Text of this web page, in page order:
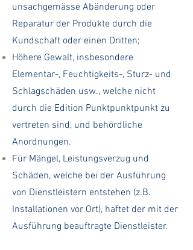
unsachgemässe Abänderung oder
Reparatur der Produkte durch die
Kundschaft oder einen Dritten;
Höhere Gewalt, insbesondere
Elementar-, Feuchtigkeits-, Sturz- und
Schlagschäden usw., welche nicht
durch die Edition Punktpunktpunkt zu
vertreten sind, und behördliche
Anordnungen.
Für Mängel, Leistungsverzug und
Schäden, welche bei der Ausführung
von Dienstleistern entstehen (z.B.
Installationen vor Ort), haftet der mit der
Ausführung beauftragte Dienstleister.